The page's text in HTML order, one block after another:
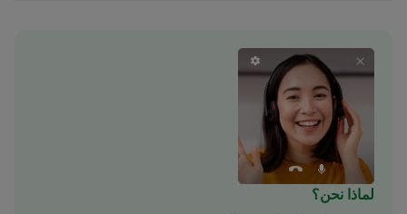
لماذا نحن؟